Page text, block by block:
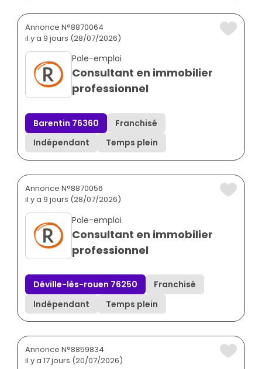
Annonce N°8870064
il y a 9 jours (28/07/2026)
Pole-emploi
Consultant en immobilier
professionnel
Barentin 76360
Franchisé
Indépendant
Temps plein
Annonce N°8870056
il y a 9 jours (28/07/2026)
Pole-emploi
Consultant en immobilier
professionnel
Déville-lès-rouen 76250
Franchisé
Indépendant
Temps plein
Annonce N°8859834
il y a 17 jours (20/07/2026)